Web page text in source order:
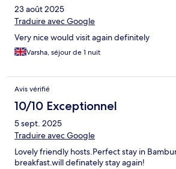
23 août 2025
Traduire avec Google
Very nice would visit again definitely
Varsha, séjour de 1 nuit
Avis vérifié
10/10 Exceptionnel
5 sept. 2025
Traduire avec Google
Lovely friendly hosts.Perfect stay in
breakfast.will definately stay again!